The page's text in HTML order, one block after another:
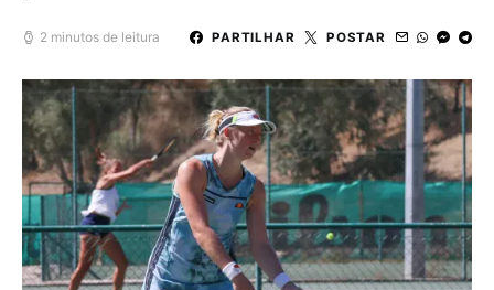
2 minutos de leitura PARTILHAR POSTAR